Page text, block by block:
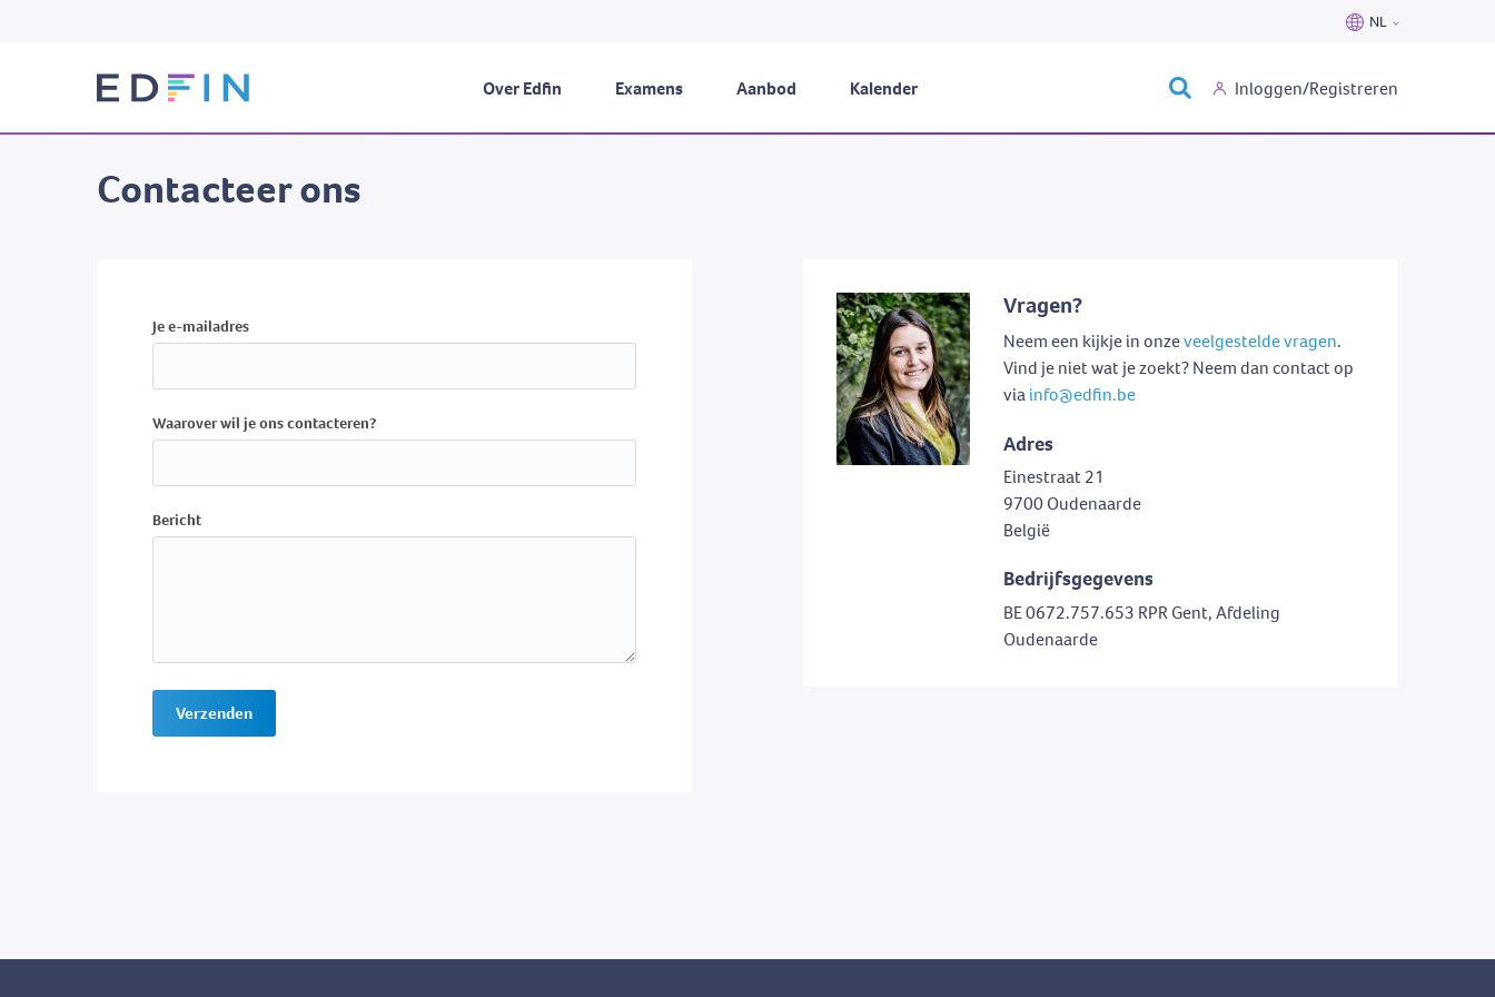
NL
Français
Over Edfin Examens Aanbod Kalender Inloggen/Registreren
Contacteer ons
Je e-mailadres
Waarover wil je ons contacteren?
Bericht
Verzenden
Vragen?
Neem een kijkje in onzeveelgestelde vragen.
Vind je niet wat je zoekt? Neem dan contact op
viainfo@edfin.be
Adres
Einestraat 21
9700 Oudenaarde
België
Bedrijfsgegevens
BE 0672.757.653 RPR Gent, Afdeling
Oudenaarde